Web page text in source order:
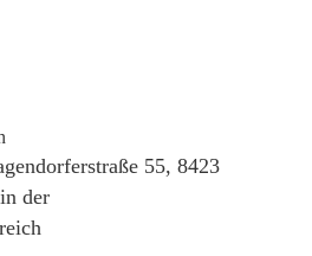
55, 8423
der